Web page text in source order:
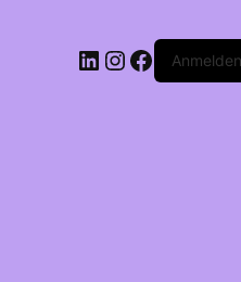
LinkedIn
Instagram
FacebookAnmelden